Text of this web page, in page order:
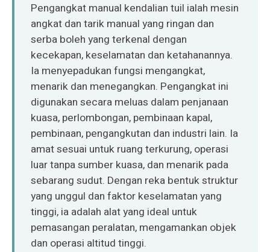
Pengangkat manual kendalian tuil ialah mesin
angkat dan tarik manual yang ringan dan
serba boleh yang terkenal dengan
kecekapan, keselamatan dan ketahanannya.
Ia menyepadukan fungsi mengangkat,
menarik dan menegangkan. Pengangkat ini
digunakan secara meluas dalam penjanaan
kuasa, perlombongan, pembinaan kapal,
pembinaan, pengangkutan dan industri lain. Ia
amat sesuai untuk ruang terkurung, operasi
luar tanpa sumber kuasa, dan menarik pada
sebarang sudut. Dengan reka bentuk struktur
yang unggul dan faktor keselamatan yang
tinggi, ia adalah alat yang ideal untuk
pemasangan peralatan, mengamankan objek
dan operasi altitud tinggi.